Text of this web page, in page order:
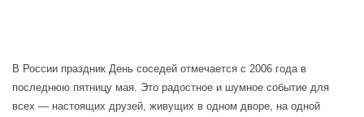
В России праздник День соседей отмечается с 2006 года в
последнюю пятницу мая. Это радостное и шумное событие для
всех — настоящих друзей, живущих в одном дворе, на одной